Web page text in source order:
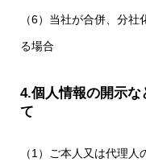
（6）当社が合併、分
る場合
4.個人情報の開示
て
（1）ご本人又は代理